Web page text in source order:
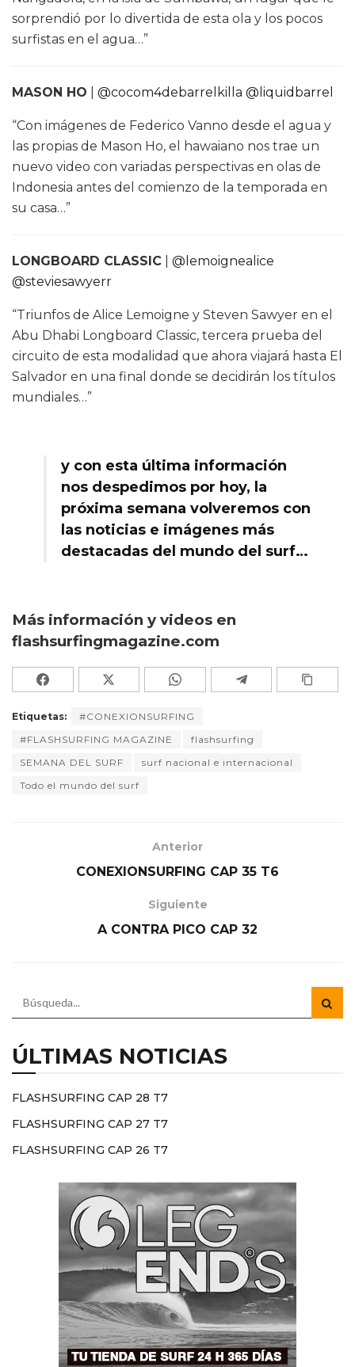
sorprendió por lo divertida de esta ola y los pocos
surfistas en el agua…”
MASON HO @cocom4debarrelkilla @liquidbarrel
“Con imágenes de Federico Vanno desde el agua y
las propias de Mason Ho, el hawaiano nos trae un
nuevo video con variadas perspectivas en olas de
Indonesia antes del comienzo de la temporada en
su casa…”
LONGBOARD CLASSIC
@lemoignealice
@steviesawyerr
“Triunfos de Alice Lemoigne y Steven Sawyer en el
Abu Dhabi Longboard Classic, tercera prueba del
circuito de esta modalidad que ahora viajará hasta El
Salvador en una final donde se decidirán los títulos
mundiales…”
y con esta última información
nos despedimos por hoy, la
próxima semana volveremos con
las noticias e imágenes más
destacadas del mundo del surf…
Más información y videos en
flashsurfingmagazine.com
Etiquetas:
#CONEXIONSURFING
#FLASHSURFING MAGAZINE
flashsurfing
SEMANA DEL SURF
surf nacional e internacional
Todo el mundo del surf
Anterior
CONEXIONSURFING CAP 35 T6
Siguiente
A CONTRA PICO CAP 32
ÚLTIMAS NOTICIAS
FLASHSURFING CAP 28 T7
FLASHSURFING CAP 27 T7
FLASHSURFING CAP 26 T7